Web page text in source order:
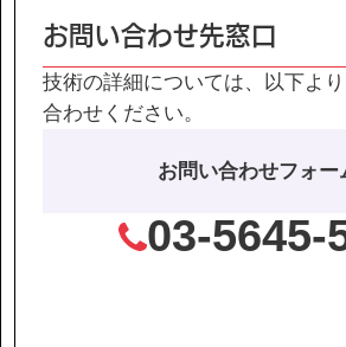
IR情報
サステナビリティ
お問い合わせ
お問い合わせ先窓口
技術の詳細については、以下よ
合わせください。
お問い合わせフォー
03-5645-